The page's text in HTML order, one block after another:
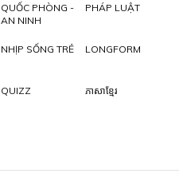
QUỐC PHÒNG -
AN NINH
PHÁP LUẬT
NHỊP SỐNG TRẺ LONGFORM
QUIZZ ភាសាខ្មែរ